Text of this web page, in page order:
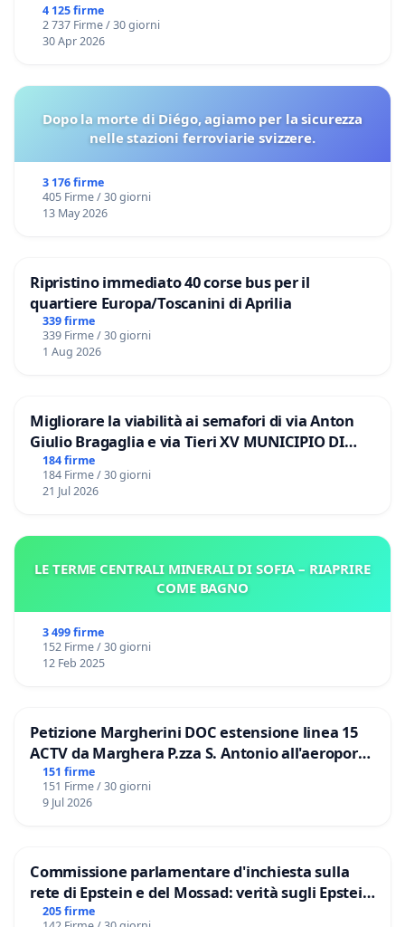
4 125 firme
2 737 Firme / 30 giorni
30 Apr 2026
Dopo la morte di Diégo, agiamo per la sicurezza
nelle stazioni ferroviarie svizzere.
3 176 firme
405 Firme / 30 giorni
13 May 2026
Ripristino immediato 40 corse bus per il
quartiere Europa/Toscanini di Aprilia
339 firme
339 Firme / 30 giorni
1 Aug 2026
Migliorare la viabilità ai semafori di via Anton
Giulio Bragaglia e via Tieri XV MUNICIPIO DI
ROMA
184 firme
184 Firme / 30 giorni
21 Jul 2026
LE TERME CENTRALI MINERALI DI SOFIA – RIAPRIRE
COME BAGNO
3 499 firme
152 Firme / 30 giorni
12 Feb 2025
Petizione Margherini DOC estensione linea 15
ACTV da Marghera P.zza S. Antonio all'aeroporto
Marco Polo tariffa a € 1,50
151 firme
151 Firme / 30 giorni
9 Jul 2026
Commissione parlamentare d'inchiesta sulla
rete di Epstein e del Mossad: verità sugli Epstein
Files
205 firme